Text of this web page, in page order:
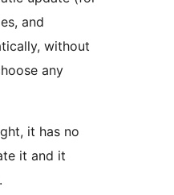
and
without
any
it has no
it and it